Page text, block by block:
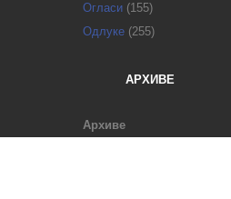
Огласи (155)
Одлуке (255)
АРХИВЕ
Архиве